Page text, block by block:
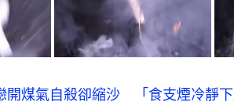
開煤氣自殺卻縮沙 「食支煙冷靜